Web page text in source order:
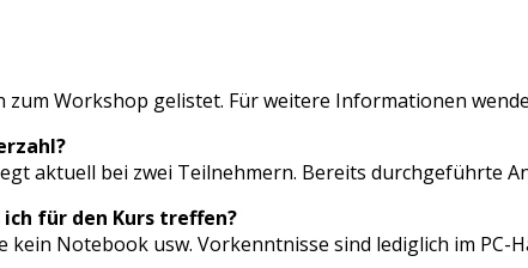
zum Workshop gelistet. Für weitere Informationen
aktuell bei zwei Teilnehmern. Bereits durchgeführte
für den Kurs treffen?
kein Notebook usw. Vorkenntnisse sind lediglich im PC-